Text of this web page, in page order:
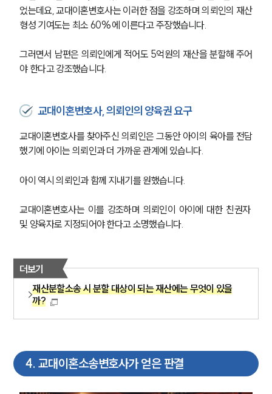
었는데요, 교대이혼변호사는 이러한 점을 강조하며 의뢰인의 재산
형성 기여도는 최소 60%에 이른다고 주장했습니다.
그러면서 남편은 의뢰인에게 적어도 5억원의 재산을 분할해 주어
야 한다고 강조했습니다.
교대이혼변호사, 의뢰인의 양육권 요구
교대이혼변호사를 찾아주신 의뢰인은 그동안 아이의 육아를 전담
했기에 아이는 의뢰인과 더 가까운 관계에 있습니다.
아이 역시 의뢰인과 함께 지내기를 원했습니다.
교대이혼변호사는 이를 강조하며 의뢰인이 아이에 대한 친권자
및 양육자로 지정되어야 한다고 소명했습니다.
더보기
재산분할소송 시 분할 대상이 되는 재산에는 무엇이 있을
까?
4. 교대이혼소송변호사가 얻은 판결